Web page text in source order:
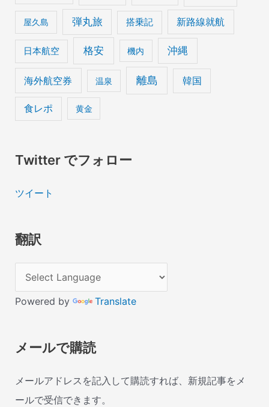
屋久島 弾丸旅 搭乗記 新路線就航
日本航空 格安 機内 沖縄
海外航空券 温泉 離島 韓国
食レポ 黄金
Twitter でフォロー
ツイート
翻訳
Powered by Translate
メールで購読
メールアドレスを記入して購読すれば、新規記事をメ
ールで受信できます。